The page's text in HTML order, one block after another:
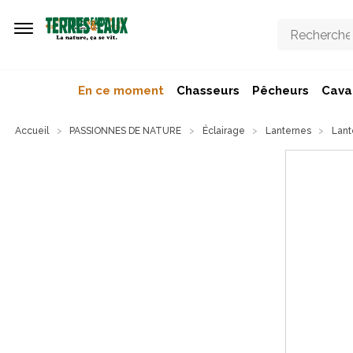
En ce moment Chasseurs Pêcheurs
Accueil PASSIONNES DE NATURE Éclairage Lanternes